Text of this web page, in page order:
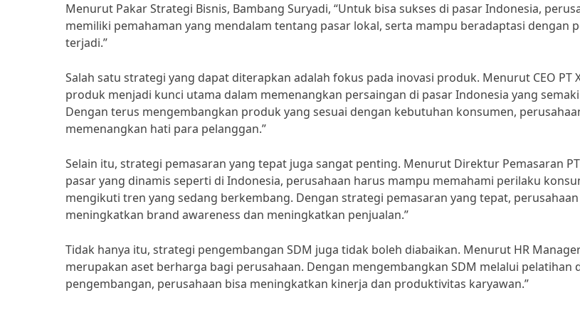
Menurut Pakar Strategi Bisnis, Bambang Suryadi, “Untuk bisa sukses di pasar Indonesia,
memiliki pemahaman yang mendalam tentang pasar lokal, serta mampu beradaptasi dengan
terjadi.”
Salah satu strategi yang dapat diterapkan adalah fokus pada inovasi produk. Menurut CEO PT
produk menjadi kunci utama dalam memenangkan persaingan di pasar Indonesia yang
Dengan terus mengembangkan produk yang sesuai dengan kebutuhan konsumen,
memenangkan hati para pelanggan.”
Selain itu, strategi pemasaran yang tepat juga sangat penting. Menurut Direktur Pemasaran PT
pasar yang dinamis seperti di Indonesia, perusahaan harus mampu memahami perilaku
mengikuti tren yang sedang berkembang. Dengan strategi pemasaran yang tepat,
meningkatkan brand awareness dan meningkatkan penjualan.”
Tidak hanya itu, strategi pengembangan SDM juga tidak boleh diabaikan. Menurut HR Manager
merupakan aset berharga bagi perusahaan. Dengan mengembangkan SDM melalui pelatihan
pengembangan, perusahaan bisa meningkatkan kinerja dan produktivitas karyawan.”